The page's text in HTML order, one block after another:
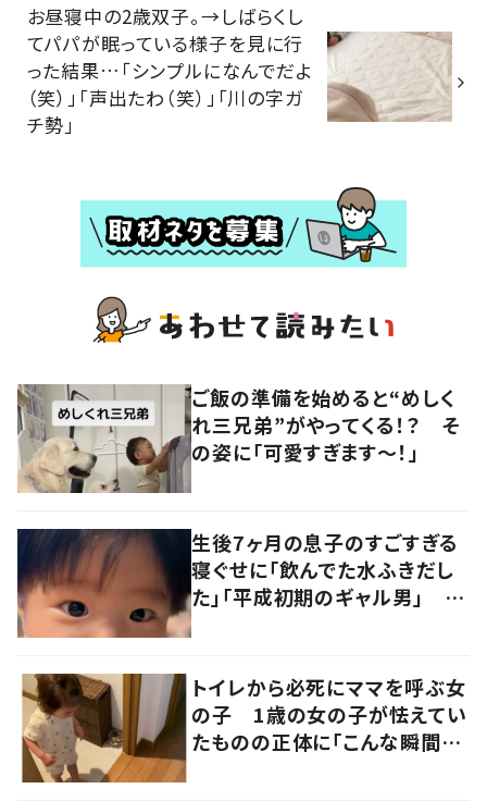
お昼寝中の2歳双子。→しばらくし
てパパが眠っている様子を見に行
った結果…「シンプルになんでだよ
（笑）」「声出たわ（笑）」「川の字ガ
チ勢」
ご飯の準備を始めると“めしく
れ三兄弟”がやってくる！？ そ
の姿に「可愛すぎます〜！」
生後7ヶ月の息子のすごすぎる
寝ぐせに「飲んでた水ふきだし
た」「平成初期のギャル男」 実
トイレから必死にママを呼ぶ女
の子 1歳の女の子が怯えてい
たものの正体に「こんな瞬間